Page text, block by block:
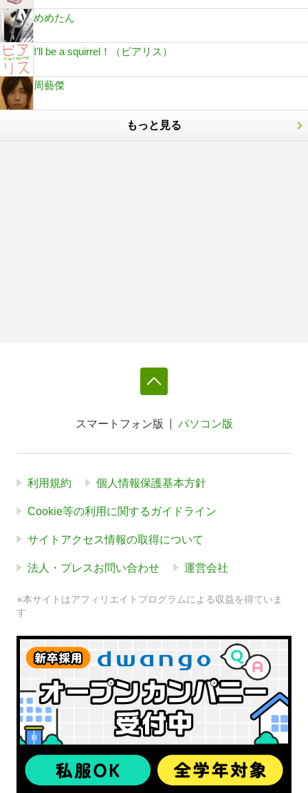
めめたん
I'll be a squirrel！（ビアリス）
周藝傑
もっと見る
スマートフォン版 パソコン版
利用規約 個人情報保護基本方針
Cookie等の利用に関するガイドライン
サイトアクセス情報の取得について
法人・プレスお問い合わせ 運営会社
※本サイトはアフィリエイトプログラムによる収益を得ていま
す